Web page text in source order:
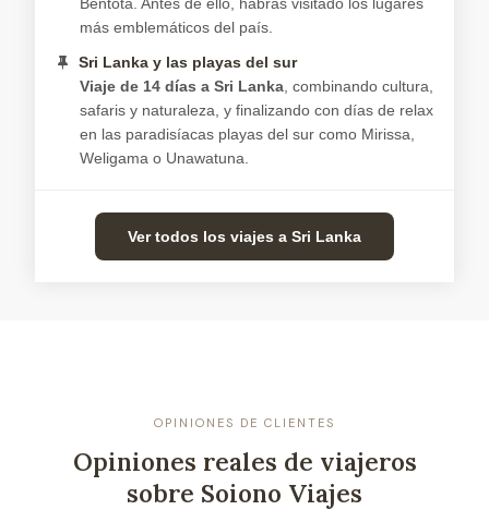
más emblemáticos del país.
Sri Lanka y las playas del sur
Viaje de 14 días a Sri Lanka , combinando cultura,
safaris y naturaleza, y finalizando con días de relax
en las paradisíacas playas del sur como Mirissa,
Weligama o Unawatuna.
Ver todos los viajes a Sri Lanka
OPINIONES DE CLIENTES
Opiniones reales de viajeros
sobre Soiono Viajes